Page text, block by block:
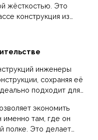
жёсткостью. Это
конструкция из
инженеры
сохраняя её
подходит для
экономить
именно там, где он
полке. Это делает